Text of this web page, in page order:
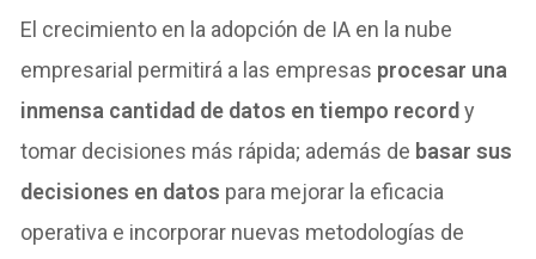
El crecimiento en la adopción de IA en la nube
empresarial permitirá a las empresas procesar una
inmensa cantidad de datos en tiempo record y
tomar decisiones más rápida; además de basar sus
decisiones en datos para mejorar la eficacia
operativa e incorporar nuevas metodologías de